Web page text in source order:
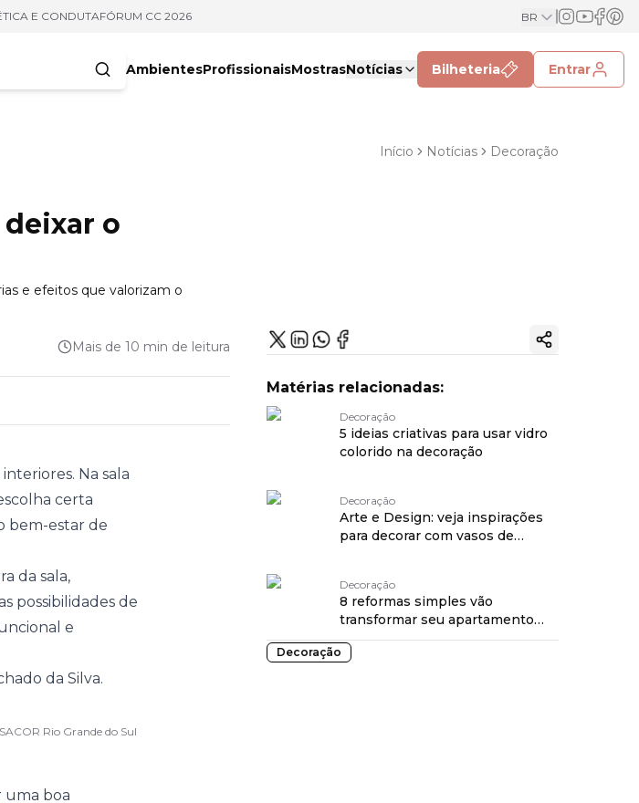
E CONDUTAFÓRUM CC 2026 BR
AmbientesProfissionaisMostrasNotícias Bilheteria Entrar
Início Notícias Decoração
o
e efeitos que valorizam o
Mais de 10 min de leitura
Na sala
certa
bem-estar de
da sala,
possibilidades de
e
Rio Grande do Sul
uma boa
Copiar link
Matérias relacionadas:
Decoração
5 ideias criativas para usar vidro
colorido na decoração
Decoração
Arte e Design: veja inspirações
para decorar com vasos de
Decoração
8 reformas simples vão
transformar seu apartamento
alugado
Decoração